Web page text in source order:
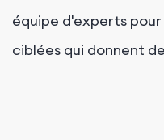
équipe d'experts
ciblées qui donnent